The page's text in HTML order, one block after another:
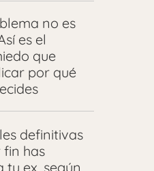
no es
es el
que
por qué
definitivas
fin has
tu ex, según